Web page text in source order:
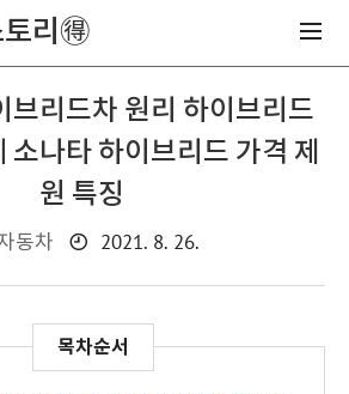
리🉐
브리드차 원리 하이브리드
소나타 하이브리드 가격 제
원 특징
동차 2021. 8. 26.